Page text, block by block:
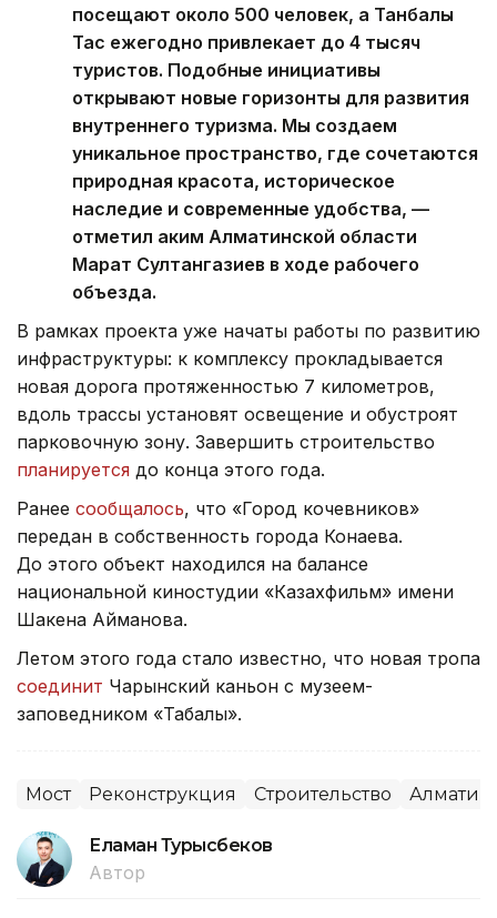
посещают около 500 человек, а Танбалы
Тас ежегодно привлекает до 4 тысяч
туристов. Подобные инициативы
открывают новые горизонты для развития
внутреннего туризма. Мы создаем
уникальное пространство, где сочетаются
природная красота, историческое
наследие и современные удобства, —
отметил аким Алматинской области
Марат Султангазиев в ходе рабочего
объезда.
В рамках проекта уже начаты работы по развитию
инфраструктуры: к комплексу прокладывается
новая дорога протяженностью 7 километров,
вдоль трассы установят освещение и обустроят
парковочную зону. Завершить строительство
планируется до конца этого года.
Ранее сообщалось, что «Город кочевников»
передан в собственность города Конаева.
До этого объект находился на балансе
национальной киностудии «Казахфильм» имени
Шакена Айманова.
Летом этого года стало известно, что новая тропа
соединит Чарынский каньон с музеем-
заповедником «Таңбалы».
Мост Реконструкция Строительство
Еламан Турысбеков
Автор